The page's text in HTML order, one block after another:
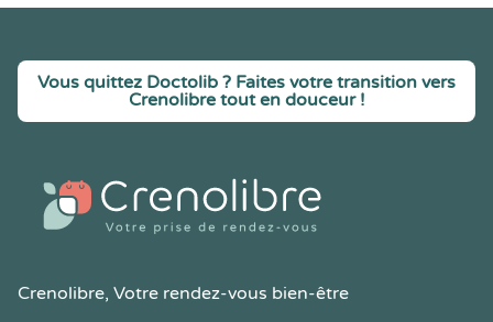
Vous quittez Doctolib ? Faites votre transition vers
Crenolibre tout en douceur !
Crenolibre, Votre rendez-vous bien-être